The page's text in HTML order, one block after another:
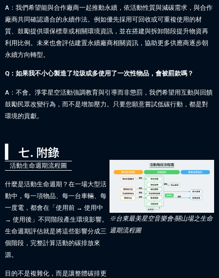
A：我們希望能與合作廠商一起推動永續，依活動性質與減碳需求，與合作
廠商共同確認適合的永續作法。例如優先採用可回收或可重複使用的材
質、鼓勵提供環保標章或相關環境資訊，並在搭建與拆卸階段提升物資再
利用比例。未來也會評估建置永續廠商相關資訊，協助更多供應商逐步朝
永續方向轉型。
Q：如果我不小心製造了垃圾或多使用了一次性物品，會被罰款嗎？
A：不會。淨零星空活動強調教育與引導而非懲罰，我們希望用互動與回饋
鼓勵民眾改變行為，而不是增加壓力。只要您願意嘗試低碳行動，都是對
環境的貢獻。
七. 附錄
活動生命週期流程圖
什麼是活動生命週期？在一場大型活
動中，每一項物品、每一台車輛、每
一度電，都會在「使用前 → 使用中
→ 使用後」不同階段產生環境影響。
生命週期評估就是將這些影響分成三
個階段，完整計算活動的碳排放來
源。
目的不是複雜化，而是讓整體碳排更
※台東最美星空音樂會-關山場之生命
週期流程圖